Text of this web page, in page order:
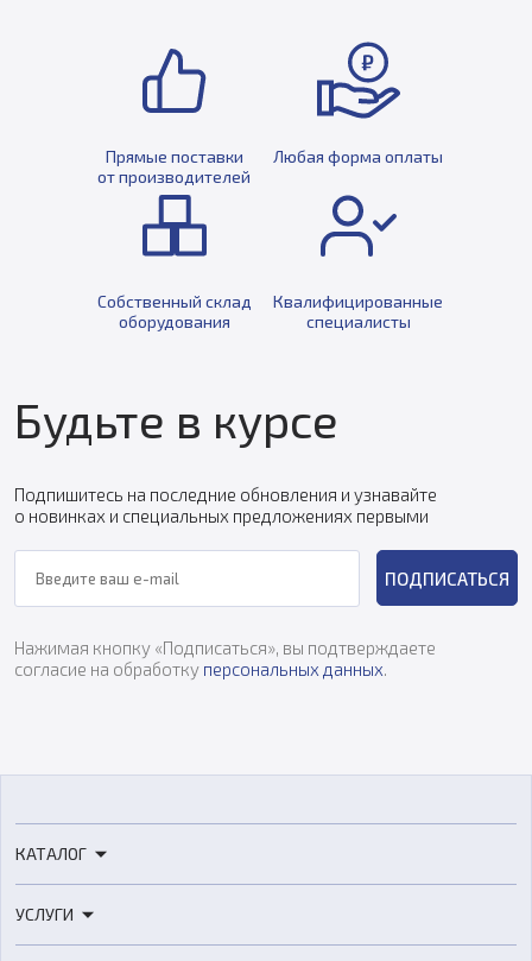
Прямые поставки
от производителей
Любая форма оплаты
Собственный склад
оборудования
Квалифицированные
специалисты
Будьте в курсе
Подпишитесь на последние обновления и узнавайте
о новинках и специальных предложениях первыми
ПОДПИСАТЬСЯ
Нажимая кнопку «Подписаться», вы подтверждаете
согласие на обработку персональных данных
КАТАЛОГ
3D-сканеры
УСЛУГИ